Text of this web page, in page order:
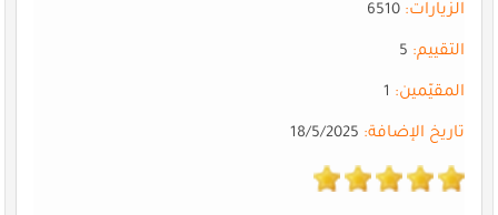
الزيارات:6510
التقييم:5
المقيّمين:1
تاريخ الإضافة:18/5/2025